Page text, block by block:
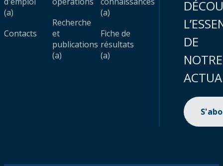
(a)
Contacts
Recherche
et
publications
(a)
(a)
Fiche de
résultats
(a)
DE
NOTRE